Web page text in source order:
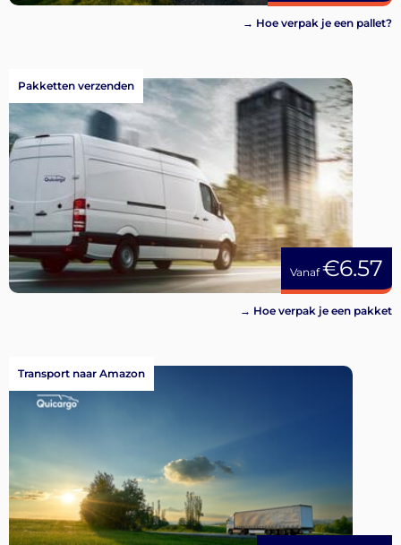
→ Hoe verpak je een pallet?
Vanaf€6.57
Pakketten verzenden
→ Hoe verpak je een pakket
Transport naar Amazon